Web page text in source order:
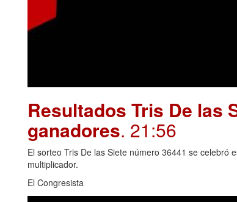
Resultados Tris De las
ganadores. 21:56
El sorteo Tris De las Siete número 36441 se celebró
multiplicador.
El Congresista